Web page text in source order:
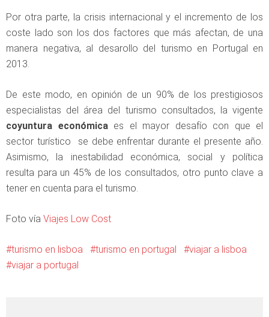
Por otra parte, la crisis internacional y el incremento de los
coste lado son los dos factores que más afectan, de una
manera negativa, al desarollo del turismo en Portugal en
2013.
De este modo, en opinión de un 90% de los prestigiosos
especialistas del área del turismo consultados, la vigente
coyuntura económicaes el mayor desafío con que el
sector turístico se debe enfrentar durante el presente año.
Asimismo, la inestabilidad económica, social y política
resulta para un 45% de los consultados, otro punto clave a
tener en cuenta para el turismo.
Foto vía Viajes Low Cost
turismo en lisboa turismo en portugal
viajar a lisboa
viajar a portugal